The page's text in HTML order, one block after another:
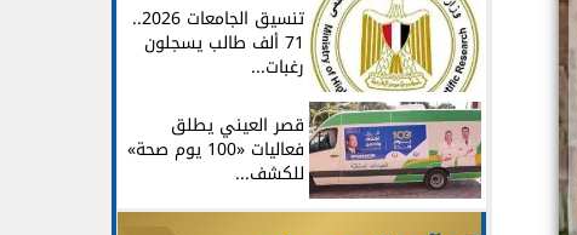
تنسيق الجامعات 2026..
71 ألف طالب يسجلون
رغبات...
قصر العيني يطلق
فعاليات «100 يوم صحة»
للكشف...